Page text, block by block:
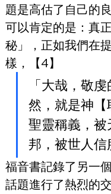
題是高估了自己的
可以肯定的是：真
秘」，正如我們在
樣，【4】
「大哉，敬
然，就是神
聖靈稱義，
邦，被世人信
福音書記錄了另一
話題進行了熱烈的